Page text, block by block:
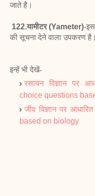
जाते है।
122.यामीटर (Yameter)-
की सूचना देने वाला उपकरण है।
इन्हें भी देखें-
रसायन विज्ञान पर
choice questions
जीव विज्ञान पर
based on biology